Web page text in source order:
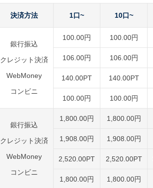
決済方法 1口~ 10口~
銀行振込
クレジット決済
WebMoney
コンビニ
100.00円 100.00円
106.00円 106.00円
140.00PT 140.00PT
100.00円 100.00円
銀行振込
クレジット決済
WebMoney
コンビニ
1,800.00円 1,800.00円
1,908.00円 1,908.00円
2,520.00PT 2,520.00PT
1,800.00円 1,800.00円